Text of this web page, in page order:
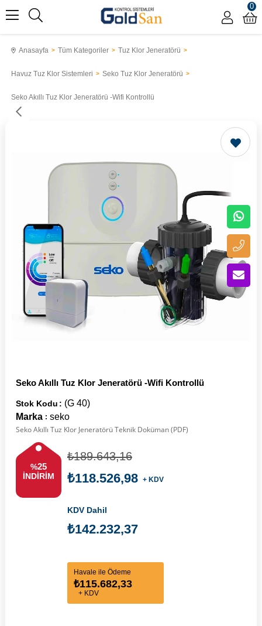
0
Anasayfa Tüm Kategoriler Tuz Klor Jeneratörü
Havuz Tuz Klor Sistemleri Seko Tuz Klor Jeneratörü
Seko Akıllı Tuz Klor Jeneratörü -Wifi Kontrollü
Seko Akıllı Tuz Klor Jeneratörü -Wifi Kontrollü
(G 40)
Stok Kodu
Marka : seko
Seko Akıllı Tuz Klor Jeneratörü Teknik Doküman (PDF)
%25
İNDIRIM
₺189.643,16
₺118.526,98 + KDV
KDV Dahil
₺142.232,37
Havale ile Ödeme
₺115.682,33
+ KDV